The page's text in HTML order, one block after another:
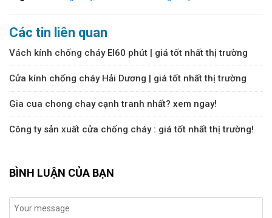
Các tin liên quan
Vách kính chống cháy EI60 phút | giá tốt nhất thị trường
Cửa kính chống cháy Hải Dương | giá tốt nhất thị trường
Gia cua chong chay cạnh tranh nhất? xem ngay!
Công ty sản xuất cửa chống cháy : giá tốt nhất thị trường!
BÌNH LUẬN CỦA BẠN